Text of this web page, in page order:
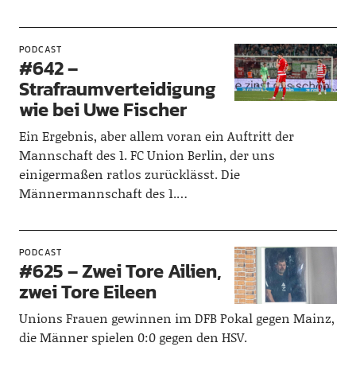
PODCAST
#642 –
Strafraumverteidigung
wie bei Uwe Fischer
Ein Ergebnis, aber allem voran ein Auftritt der
Mannschaft des 1. FC Union Berlin, der uns
einigermaßen ratlos zurücklässt. Die
Männermannschaft des 1.…
PODCAST
#625 – Zwei Tore Ailien,
zwei Tore Eileen
Unions Frauen gewinnen im DFB Pokal gegen Mainz,
die Männer spielen 0:0 gegen den HSV.